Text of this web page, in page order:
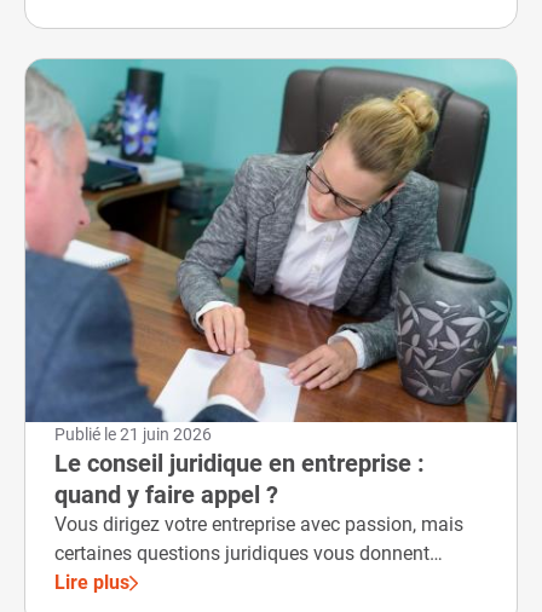
Publié le21 juin 2026
Le conseil juridique en entreprise :
quand y faire appel ?
Vous dirigez votre entreprise avec passion, mais
certaines questions juridiques vous donnent
parfois des sueurs froides.
Lire plus